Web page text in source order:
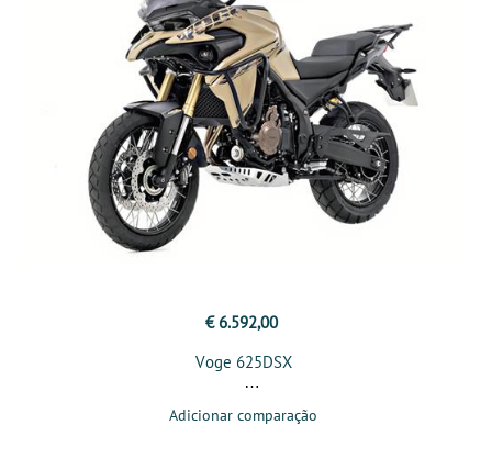
€ 6.592,00
Voge 625DSX
Adicionar comparação